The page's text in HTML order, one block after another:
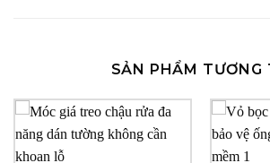
SẢN PHẨM TƯƠNG